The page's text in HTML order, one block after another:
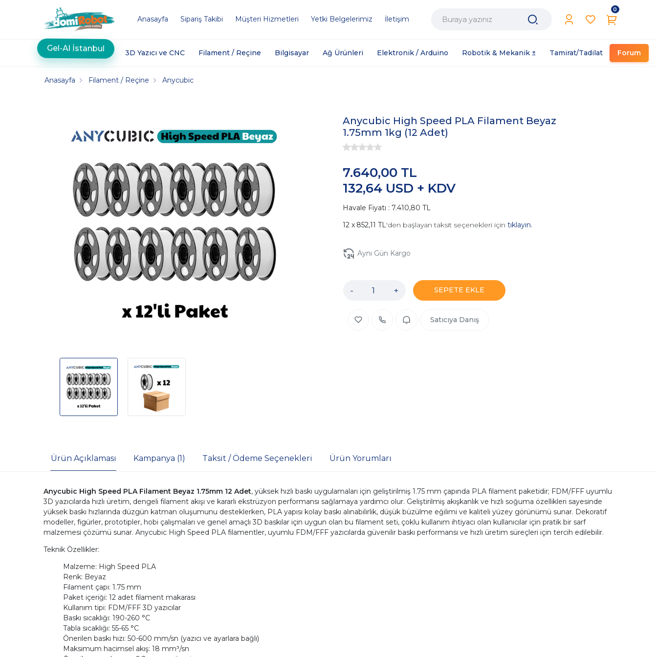
Anasayfa Sipariş Takibi Müşteri Hizmetleri Yetki Belgelerimiz İletişim
0
Gel-Al İstanbul 3D Yazıcı ve CNC Filament / Reçine Bilgisayar Ağ Ürünleri Elektronik / Arduino Robotik & Mekanik ± Tamirat/Tadilat Forum
Anasayfa Filament / Reçine Anycubic
Anycubic High Speed PLA Filament Beyaz
1.75mm 1kg (12 Adet)
132,64 USD + KDV
7.640,00 TL
Havale Fiyatı : 7.410,80 TL
852,11 TL'den başlayan taksit seçenekleri için tıklayın.
Aynı Gün Kargo
- + SEPETE EKLE
Satıcıya Danış
Ürün Açıklaması Kampanya (1) Taksit / Ödeme Seçenekleri Ürün Yorumları
Anycubic High Speed PLA Filament Beyaz 1.75mm 12 Adet, yüksek hızlı baskı uygulamaları için geliştirilmiş 1.75 mm çapında PLA filament paketidir; FDM/FFF uyumlu
3D yazıcılarda hızlı üretim, dengeli filament akışı ve kararlı ekstrüzyon performansı sağlamaya yardımcı olur. Geliştirilmiş akışkanlık ve hızlı soğuma özellikleri sayesinde
yüksek baskı hızlarında düzgün katman oluşumunu desteklerken, PLA yapısı kolay baskı alınabilirlik, düşük büzülme eğilimi ve kaliteli yüzey görünümü sunar. Dekoratif
modeller, figürler, prototipler, hobi çalışmaları ve genel amaçlı 3D baskılar için uygun olan bu filament seti, çoklu kullanım ihtiyacı olan kullanıcılar için pratik bir sarf
malzemesi çözümü sunar. Anycubic High Speed PLA filamentler, uyumlu FDM/FFF yazıcılarda güvenilir baskı performansı ve hızlı üretim süreçleri için tercih edilebilir.
Teknik Özellikler:
Malzeme: High Speed PLA
Renk: Beyaz
Filament çapı: 1.75 mm
Paket içeriği: 12 adet filament makarası
Kullanım tipi: FDM/FFF 3D yazıcılar
Baskı sıcaklığı: 190-260 °C
Tabla sıcaklığı: 55-65 °C
Önerilen baskı hızı: 50-600 mm/sn (yazıcı ve ayarlara bağlı)
Maksimum hacimsel akış: 18 mm³/sn